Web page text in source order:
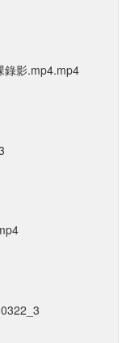
錄影.mp4.mp4